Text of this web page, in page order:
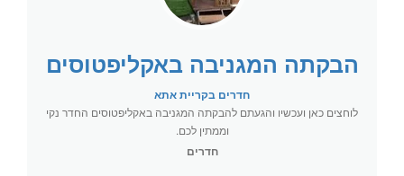
הבקתה המגניבה באקליפטוסים
חדרים בקריית אתא
לוחצים כאן ועכשיו והגעתם להבקתה המגניבה באקליפטוסים החדר נקי
וממתין לכם.
חדרים